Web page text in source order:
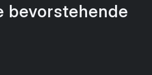
bevorstehende